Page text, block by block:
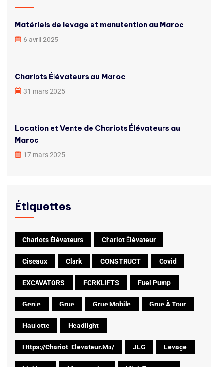
Matériels de levage et manutention au Maroc
6 avril 2025
Chariots Élévateurs au Maroc
31 mars 2025
Location et Vente de Chariots Élévateurs au
Maroc
17 mars 2025
Étiquettes
Chariots Élévateurs Chariot Élévateur
Ciseaux Clark CONSTRUCT Covid
EXCAVATORS FORKLIFTS Fuel Pump
Genie Grue Grue Mobile Grue À Tour
Haulotte Headlight
Https://chariot-Elevateur.ma/ JLG Levage